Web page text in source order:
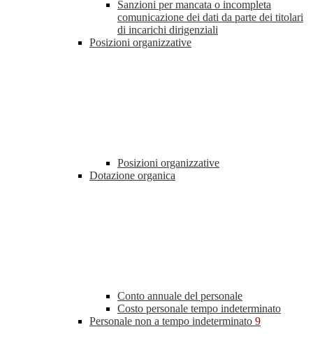
Sanzioni per mancata o incompleta
comunicazione dei dati da parte dei titolari
di incarichi dirigenziali
Posizioni organizzative
Posizioni organizzative
Dotazione organica
Conto annuale del personale
Costo personale tempo indeterminato
Personale non a tempo indeterminato 9